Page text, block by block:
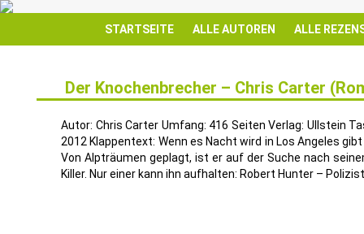
STARTSEITE ALLE AUTOREN ALLE
Der Knochenbrecher – Chris Carter
Autor: Chris Carter Umfang: 416 Seiten Verlag: Ullstein
2012 Klappentext: Wenn es Nacht wird in Los Angeles
Von Alpträumen geplagt, ist er auf der Suche nach
Killer. Nur einer kann ihn aufhalten: Robert Hunter –